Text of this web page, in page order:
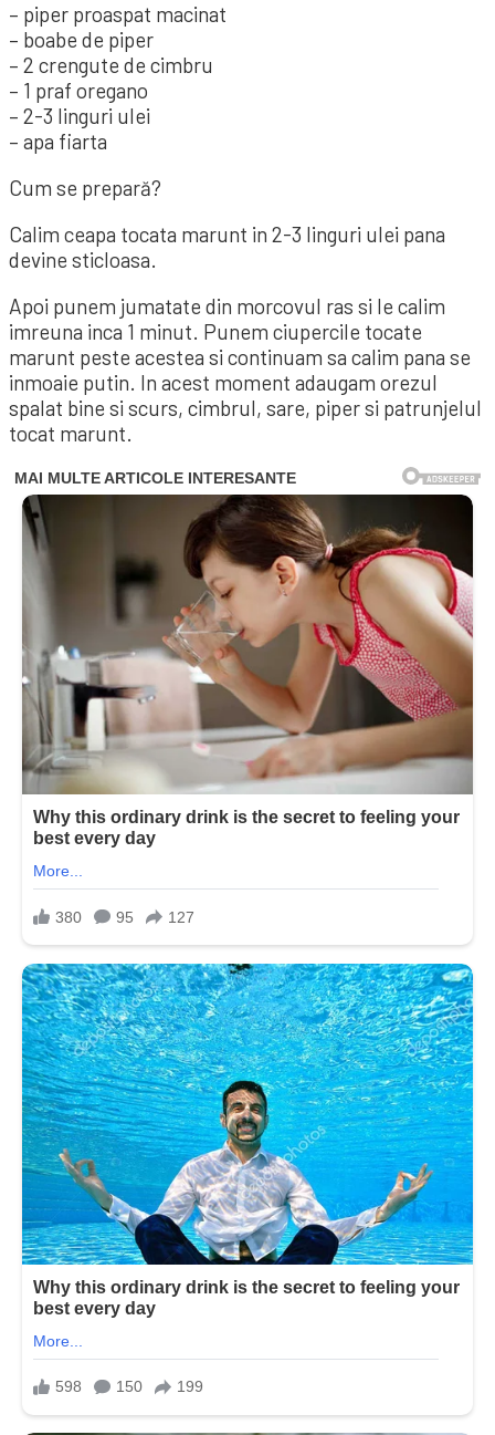
– piper proaspat macinat
– boabe de piper
– 2 crengute de cimbru
– 1 praf oregano
– 2-3 linguri ulei
– apa fiarta
Cum se prepară?
Calim ceapa tocata marunt in 2-3 linguri ulei pana
devine sticloasa.
Apoi punem jumatate din morcovul ras si le calim
imreuna inca 1 minut. Punem ciupercile tocate
marunt peste acestea si continuam sa calim pana se
inmoaie putin. In acest moment adaugam orezul
spalat bine si scurs, cimbrul, sare, piper si patrunjelul
tocat marunt.